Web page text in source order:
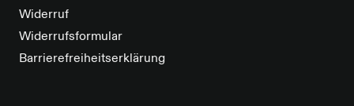
Widerruf
Widerrufsformular
Barrierefreiheitserklärung